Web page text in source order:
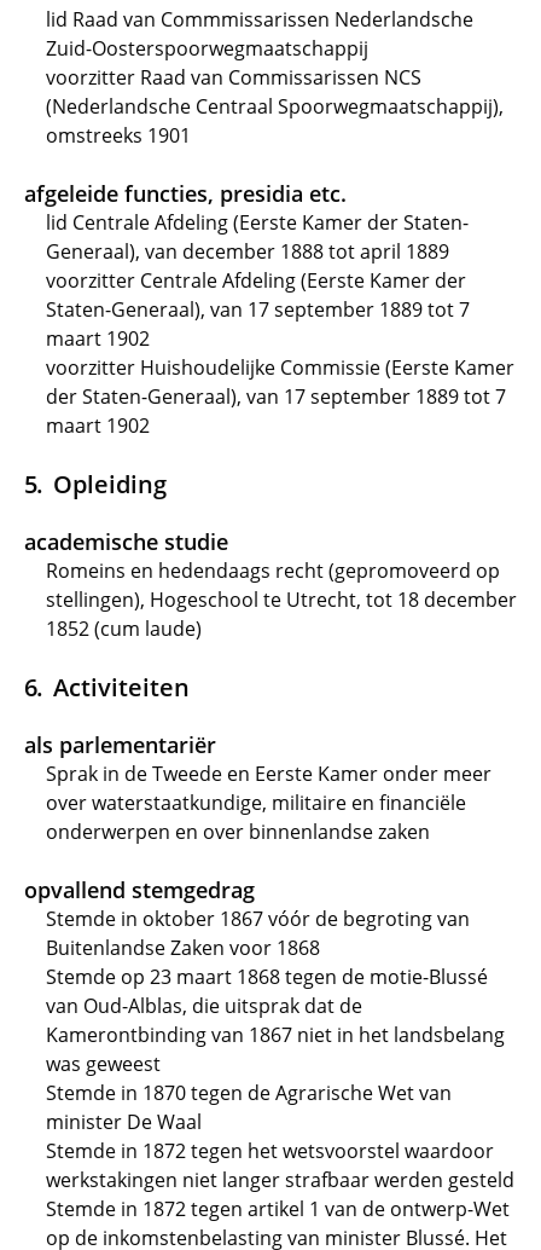
lid Raad van Commmissarissen Nederlandsche
Zuid-Oosterspoorwegmaatschappij
voorzitter Raad van Commissarissen NCS
(Nederlandsche Centraal Spoorwegmaatschappij),
omstreeks 1901
afgeleide functies, presidia etc.
lid Centrale Afdeling (Eerste Kamer der Staten-
Generaal), van december 1888 tot april 1889
voorzitter Centrale Afdeling (Eerste Kamer der
Staten-Generaal), van 17 september 1889 tot 7
maart 1902
voorzitter Huishoudelijke Commissie (Eerste Kamer
der Staten-Generaal), van 17 september 1889 tot 7
maart 1902
Opleiding
academische studie
Romeins en hedendaags recht (gepromoveerd op
stellingen), Hogeschool te Utrecht, tot 18 december
1852 (cum laude)
Activiteiten
als parlementariër
Sprak in de Tweede en Eerste Kamer onder meer
over waterstaatkundige, militaire en financiële
onderwerpen en over binnenlandse zaken
opvallend stemgedrag
Stemde in oktober 1867 vóór de begroting van
Buitenlandse Zaken voor 1868
Stemde op 23 maart 1868 tegen de motie-Blussé
van Oud-Alblas, die uitsprak dat de
Kamerontbinding van 1867 niet in het landsbelang
was geweest
Stemde in 1870 tegen de Agrarische Wet van
minister De Waal
Stemde in 1872 tegen het wetsvoorstel waardoor
werkstakingen niet langer strafbaar werden gesteld
Stemde in 1872 tegen artikel 1 van de ontwerp-Wet
op de inkomstenbelasting van minister Blussé. Het